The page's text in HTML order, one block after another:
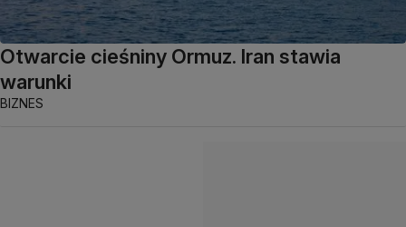
Otwarcie cieśniny Ormuz. Iran stawia
warunki
BIZNES